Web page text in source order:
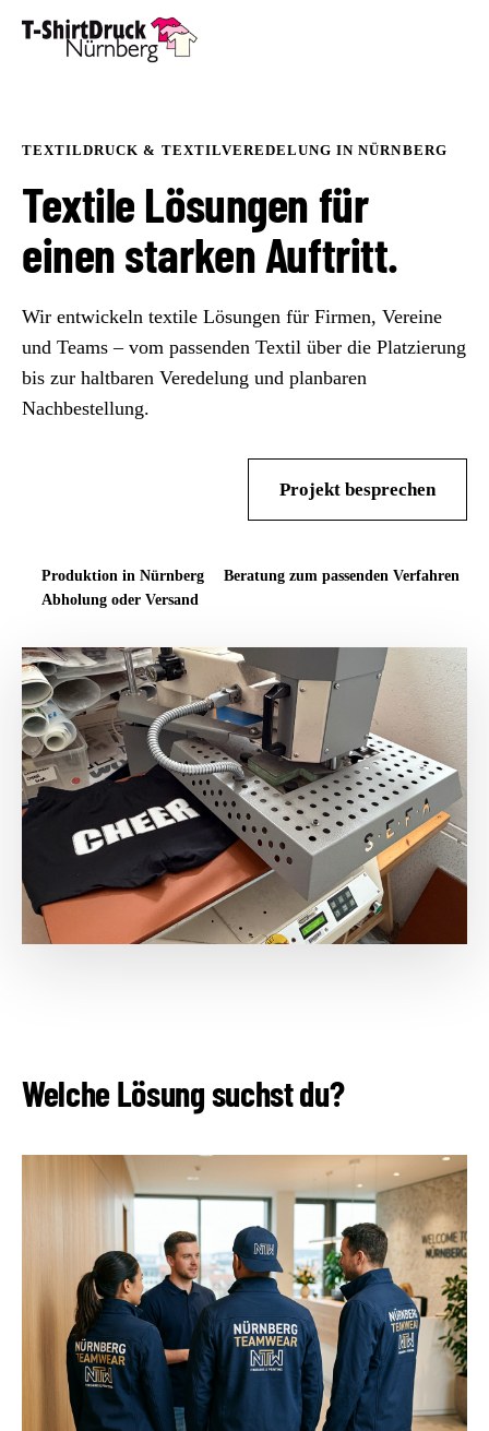
TEXTILDRUCK & TEXTILVEREDELUNG IN NÜRNBERG
Textile Lösungen für
einen starken Auftritt.
Wir entwickeln textile Lösungen für Firmen, Vereine
und Teams – vom passenden Textil über die Platzierung
bis zur haltbaren Veredelung und planbaren
Nachbestellung.
Projekt besprechen
Produktion in Nürnberg
Beratung zum passenden Verfahren
Abholung oder Versand
Welche Lösung suchst du?